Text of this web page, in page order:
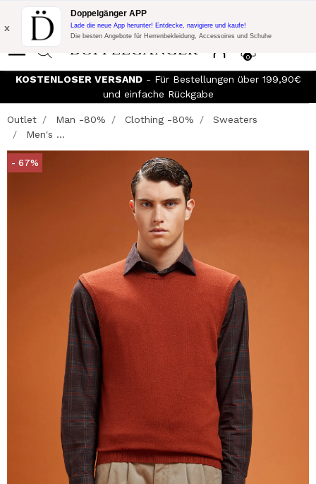
Blitzangebot:
10% Extra-Rabatt auf 300€ Einkauf mit Code:
DOPPEL300
0
x
Doppelgänger APP
Lade die neue App herunter! Entdecke, navigiere und kaufe!
Die besten Angebote für Herrenbekleidung, Accessoires und Schuhe
KOSTENLOSER VERSAND- Für Bestellungen über 199,90€
und einfache Rückgabe
Outlet Man -80% Clothing -80%
Sweaters
Men's ...
- 67%